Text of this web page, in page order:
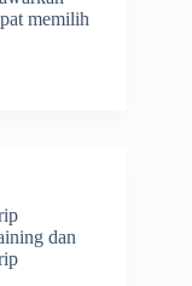
memilih
dan